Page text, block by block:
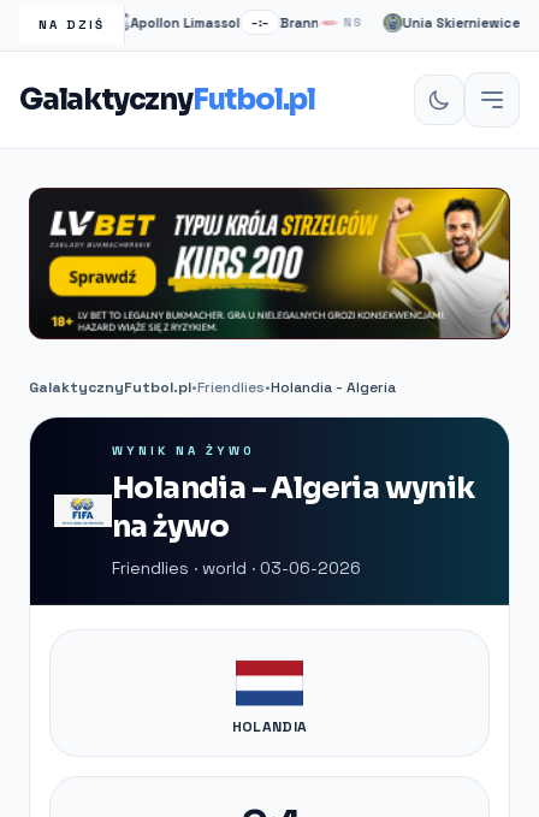
NA DZIŚ
NS Apollon Limassol –:– Brann NS Unia Skierniewice 2:0
GalaktycznyFutbol.pl
GalaktycznyFutbol.pl•Friendlies•Holandia - Algeria
WYNIK NA ŻYWO
Holandia - Algeria wynik
na żywo
Friendlies · world · 03-06-2026
HOLANDIA